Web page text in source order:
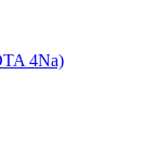
4Na)